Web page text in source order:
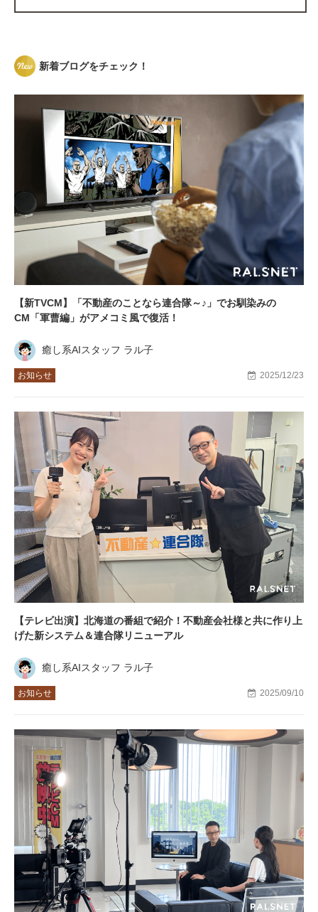
新着ブログをチェック！
【新TVCM】「不動産のことなら連合隊～♪」でお馴染みの
CM「軍曹編」がアメコミ風で復活！
癒し系AIスタッフ ラル子
お知らせ 2025/12/23
【テレビ出演】北海道の番組で紹介！不動産会社様と共に作り上
げた新システム＆連合隊リニューアル
癒し系AIスタッフ ラル子
お知らせ 2025/09/10